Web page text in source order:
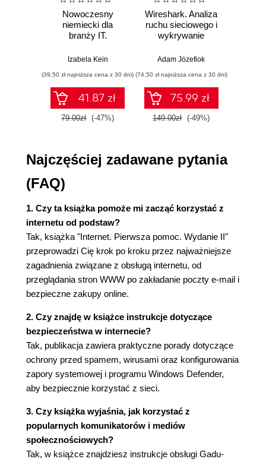
10. Jak w internecie szukać drogi? Google Maps
12. Jakie zadanie ma serwer proxy? (37)
13. Co to jest źródłowa postać strony WWW? (39)
15. Jak założyć konto e-mail? (45)
poprzez WWW? (51)
18. Jak skonfigurować program Poczta usługi
Windows Live? (54)
19. Jak napisać list e-mail, korzystając z Poczty
20. Jak odebrać pocztę i odpowiedzieć na
otrzymany list e-mail? (61)
21. Jak obsłużyć załączniki otrzymane z listem e-
mail? (64)
22. Jak w programie Poczta usługi Windows Live
korzystać z bazy adresów? (66)
23. Jak się bronić przed spamem? (69)
Nowoczesny
niemiecki dla
branży IT.
przykłady i
Izabela Kein
(39,50 zł najniższa cena z 30 dni)
41.87 zł
79.00zł (-47%)
Wireshark. Analiza
ruchu sieciowego i
wykrywanie
Adam Józefiok
(74,50 zł najniższa cena z 30 dni)
75.99 zł
149.00zł (-49%)
Najczęściej zadawane pytania
(FAQ)
1. Czy ta książka pomoże mi zacząć korzystać z
internetu od podstaw?
Tak, książka "Internet. Pierwsza pomoc. Wydanie II"
przeprowadzi Cię krok po kroku przez najważniejsze
zagadnienia związane z obsługą internetu, od
przeglądania stron WWW po zakładanie poczty e-mail i
bezpieczne zakupy online.
2. Czy znajdę w książce instrukcje dotyczące
bezpieczeństwa w internecie?
Tak, publikacja zawiera praktyczne porady dotyczące
ochrony przed spamem, wirusami oraz konfigurowania
zapory systemowej i programu Windows Defender,
aby bezpiecznie korzystać z sieci.
3. Czy książka wyjaśnia, jak korzystać z
popularnych komunikatorów i mediów
społecznościowych?
Tak, w książce znajdziesz instrukcje obsługi Gadu-